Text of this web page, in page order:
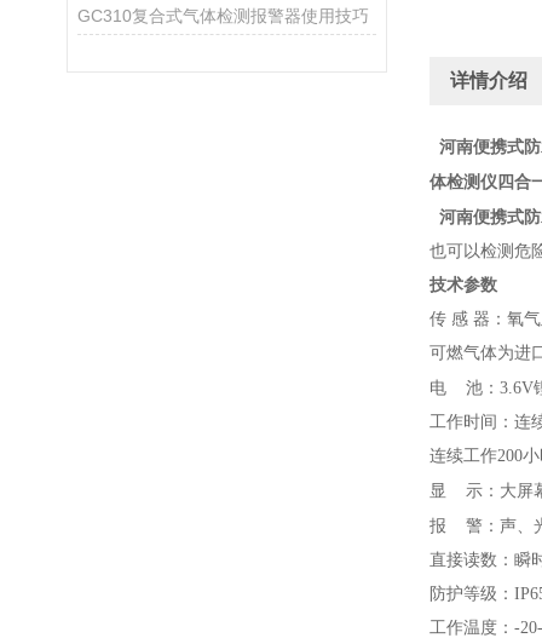
GC310复合式气体检测报警器使用技巧
详情介绍
河南便携式
体检测仪四合
河南便携式
也可以检测危
技术参数
传 感 器：氧
可燃气体为进
电
池：3.6V
工作时间：
连续工作200
显
示：大屏
报
警：声、
直接读数：瞬
防护等级：
工作温度：-